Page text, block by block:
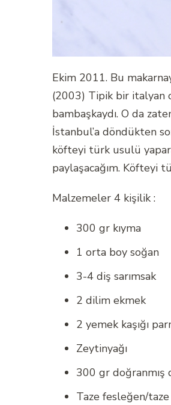
Ekim 2011. Bu
(2003) Tipik bir italyan
bambaşkaydı. O da
İstanbul’a döndükten
köfteyi türk usulü
paylaşacağım. Köfteyi
Malzemeler 4 kişilik :
300 gr kıyma
1 orta boy soğan
3-4 diş sarımsak
2 dilim ekmek
2 yemek kaşığı
Zeytinyağı
300 gr
Taze fesleğen/